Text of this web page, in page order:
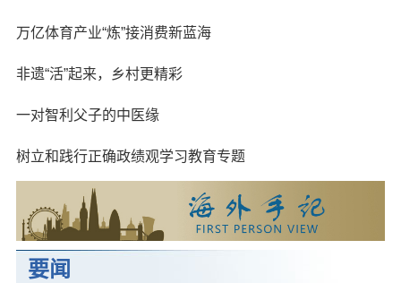
万亿体育产业“炼”接消费新蓝海
非遗“活”起来，乡村更精彩
一对智利父子的中医缘
树立和践行正确政绩观学习教育专题
要闻